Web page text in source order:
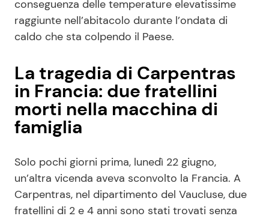
conseguenza delle temperature elevatissime
raggiunte nell’abitacolo durante l’ondata di
caldo che sta colpendo il Paese.
La tragedia di Carpentras
in Francia: due fratellini
morti nella macchina di
famiglia
Solo pochi giorni prima, lunedì 22 giugno,
un’altra vicenda aveva sconvolto la Francia. A
Carpentras, nel dipartimento del Vaucluse, due
fratellini di 2 e 4 anni sono stati trovati senza